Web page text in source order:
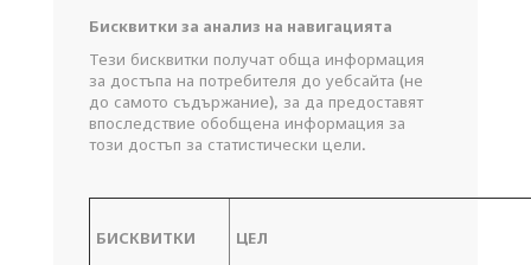
Бисквитки за анализ на навигацията
Тези бисквитки получат обща информация
за достъпа на потребителя до уебсайта (не
до самото съдържание), за да предоставят
впоследствие обобщена информация за
този достъп за статистически цели.
БИСКВИТКИ ЦЕЛ